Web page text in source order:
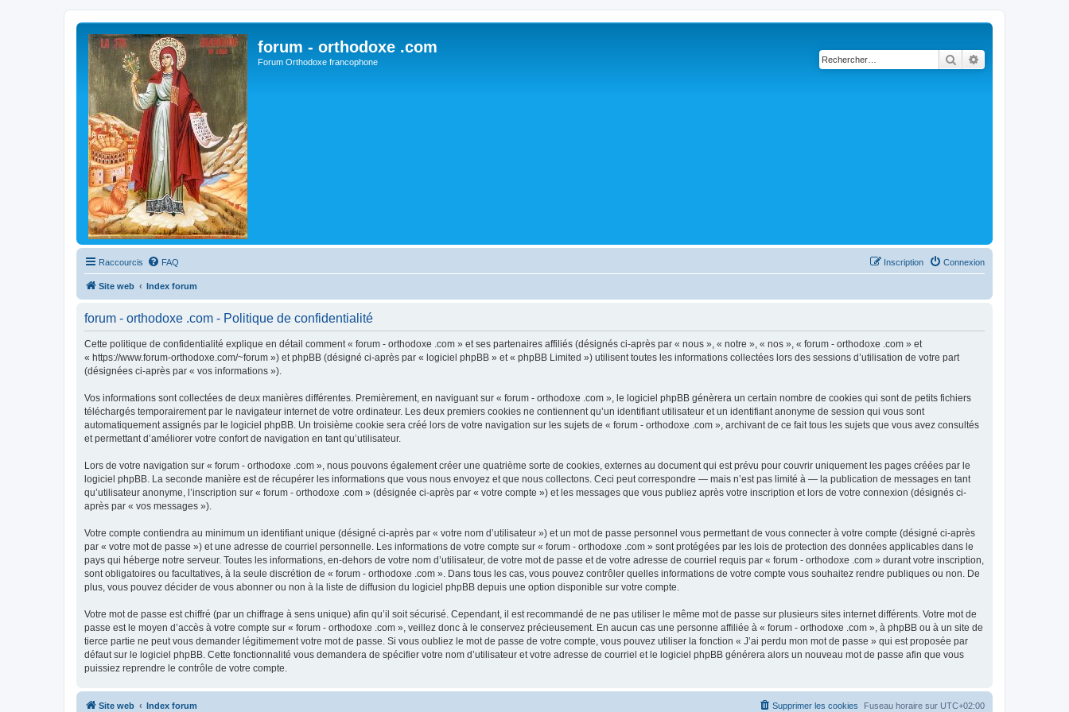
forum - orthodoxe .com
Forum Orthodoxe francophone Rechercher
Raccourcis FAQ Connexion
Inscription
Site web Index forum
forum - orthodoxe .com - Politique de confidentialité
Cette politique de confidentialité explique en détail comment « forum - orthodoxe .com » et ses partenaires affiliés (désignés ci-après par « nous », « notre », « nos », « forum - orthodoxe .com » et
« https://www.forum-orthodoxe.com/~forum ») et phpBB (désigné ci-après par « logiciel phpBB » et « phpBB Limited ») utilisent toutes les informations collectées lors des sessions d’utilisation de votre part
(désignées ci-après par « vos informations »).
Vos informations sont collectées de deux manières différentes. Premièrement, en naviguant sur « forum - orthodoxe .com », le logiciel phpBB génèrera un certain nombre de cookies qui sont de petits fichiers
téléchargés temporairement par le navigateur internet de votre ordinateur. Les deux premiers cookies ne contiennent qu’un identifiant utilisateur et un identifiant anonyme de session qui vous sont
automatiquement assignés par le logiciel phpBB. Un troisième cookie sera créé lors de votre navigation sur les sujets de « forum - orthodoxe .com », archivant de ce fait tous les sujets que vous avez consultés
et permettant d’améliorer votre confort de navigation en tant qu’utilisateur.
Lors de votre navigation sur « forum - orthodoxe .com », nous pouvons également créer une quatrième sorte de cookies, externes au document qui est prévu pour couvrir uniquement les pages créées par le
logiciel phpBB. La seconde manière est de récupérer les informations que vous nous envoyez et que nous collectons. Ceci peut correspondre — mais n’est pas limité à — la publication de messages en tant
qu’utilisateur anonyme, l’inscription sur « forum - orthodoxe .com » (désignée ci-après par « votre compte ») et les messages que vous publiez après votre inscription et lors de votre connexion (désignés ci-
après par « vos messages »).
Votre compte contiendra au minimum un identifiant unique (désigné ci-après par « votre nom d’utilisateur ») et un mot de passe personnel vous permettant de vous connecter à votre compte (désigné ci-après
par « votre mot de passe ») et une adresse de courriel personnelle. Les informations de votre compte sur « forum - orthodoxe .com » sont protégées par les lois de protection des données applicables dans le
pays qui héberge notre serveur. Toutes les informations, en-dehors de votre nom d’utilisateur, de votre mot de passe et de votre adresse de courriel requis par « forum - orthodoxe .com » durant votre inscription,
sont obligatoires ou facultatives, à la seule discrétion de « forum - orthodoxe .com ». Dans tous les cas, vous pouvez contrôler quelles informations de votre compte vous souhaitez rendre publiques ou non. De
plus, vous pouvez décider de vous abonner ou non à la liste de diffusion du logiciel phpBB depuis une option disponible sur votre compte.
Votre mot de passe est chiffré (par un chiffrage à sens unique) afin qu’il soit sécurisé. Cependant, il est recommandé de ne pas utiliser le même mot de passe sur plusieurs sites internet différents. Votre mot de
passe est le moyen d’accès à votre compte sur « forum - orthodoxe .com », veillez donc à le conservez précieusement. En aucun cas une personne affiliée à « forum - orthodoxe .com », à phpBB ou à un site de
tierce partie ne peut vous demander légitimement votre mot de passe. Si vous oubliez le mot de passe de votre compte, vous pouvez utiliser la fonction « J’ai perdu mon mot de passe » qui est proposée par
défaut sur le logiciel phpBB. Cette fonctionnalité vous demandera de spécifier votre nom d’utilisateur et votre adresse de courriel et le logiciel phpBB générera alors un nouveau mot de passe afin que vous
puissiez reprendre le contrôle de votre compte.
Site web Index forum Fuseau horaire sur UTC+02:00
Supprimer les cookies